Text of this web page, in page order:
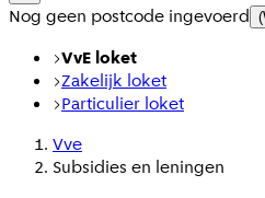
Nog geen postcode ingevoerd
VvE loket
Zakelijk loket
Particulier loket
Vve
Subsidies en leningen